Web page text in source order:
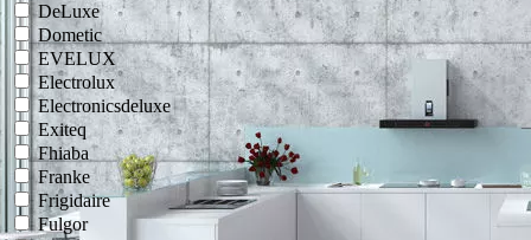
DeLuxe
Dometic
EVELUX
Electrolux
Electronicsdeluxe
Exiteq
Fhiaba
Franke
Frigidaire
Fulgor